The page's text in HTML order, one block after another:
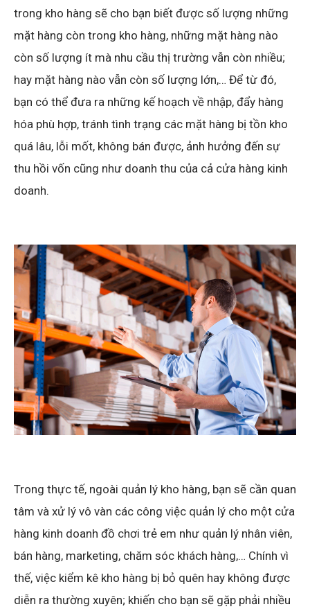
trong kho hàng sẽ cho bạn biết được số lượng những
mặt hàng còn trong kho hàng, những mặt hàng nào
còn số lượng ít mà nhu cầu thị trường vẫn còn nhiều;
hay mặt hàng nào vẫn còn số lượng lớn,… Để từ đó,
bạn có thể đưa ra những kế hoạch về nhập, đẩy hàng
hóa phù hợp, tránh tình trạng các mặt hàng bị tồn kho
quá lâu, lỗi mốt, không bán được, ảnh hưởng đến sự
thu hồi vốn cũng như doanh thu của cả cửa hàng kinh
doanh.
Trong thực tế, ngoài quản lý kho hàng, bạn sẽ cần quan
tâm và xử lý vô vàn các công việc quản lý cho một cửa
hàng kinh doanh đồ chơi trẻ em như quản lý nhân viên,
bán hàng, marketing, chăm sóc khách hàng,… Chính vì
thế, việc kiểm kê kho hàng bị bỏ quên hay không được
diễn ra thường xuyên; khiến cho bạn sẽ gặp phải nhiều